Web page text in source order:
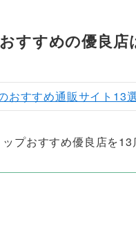
すすめの優良店
プおすすめ優良店を